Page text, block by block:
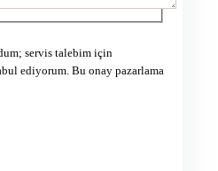
servis talebim için
ediyorum. Bu onay pazarlama